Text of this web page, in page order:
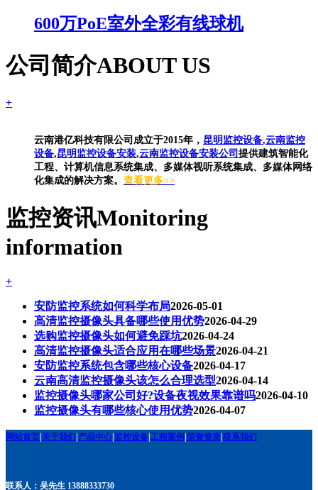
600万PoE室外全彩有线球机
公司简介ABOUT US
+
云南港亿科技有限公司成立于2015年， 昆明监控设备,云南监控
设备,昆明监控设备安装,云南监控设备安装公司 提供建筑智能化
工程、计算机信息系统集成、多媒体视听系统集成、多媒体网络
化集成的解决方案。 查看更多>>
监控资讯Monitoring
information
+
安防监控系统如何科学布局2026-05-01
高清监控摄像头具备哪些使用优势2026-04-29
选购监控摄像头如何避免踩坑2026-04-24
高清监控摄像头适合应用在哪些场景2026-04-21
安防监控系统包含哪些核心设备2026-04-17
云南高清监控摄像头该怎么合理选型2026-04-14
监控摄像头哪家公司好?设备夜视效果靠谱吗2026-04-10
监控摄像头有哪些核心使用优势2026-04-07
网站首页 关于我们 产品中心 监控设备 工程案例 荣誉资质 联系我们
联系人：吴先生 13888333730